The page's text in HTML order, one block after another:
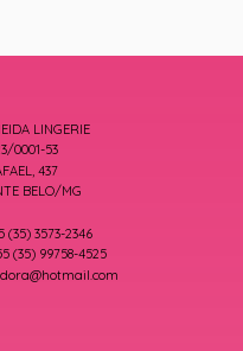
LINGERIE
0001-53
437
BELO/MG
(35) 3573-2346
(35) 99758-4525